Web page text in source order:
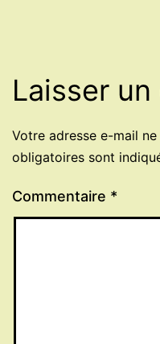
Laisser
Votre adresse e-mail
obligatoires sont
Commentaire *